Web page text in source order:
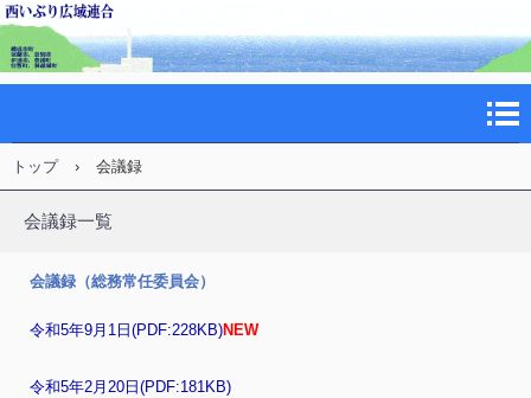
トップ › 会議録
会議録一覧
会議録（総務常任委員会）
令和5年9月1日(PDF:228KB)NEW
令和5年2月20日(PDF:181KB)